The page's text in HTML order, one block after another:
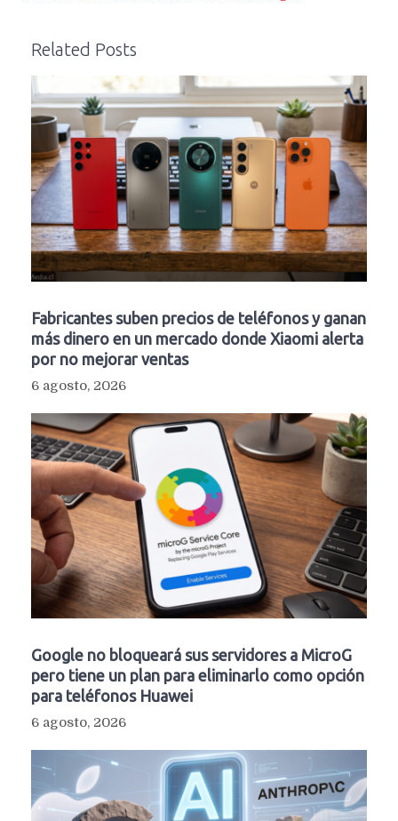
Related Posts
Fabricantes suben precios de teléfonos y ganan
más dinero en un mercado donde Xiaomi alerta
por no mejorar ventas
6 agosto, 2026
Google no bloqueará sus servidores a MicroG
pero tiene un plan para eliminarlo como opción
para teléfonos Huawei
6 agosto, 2026